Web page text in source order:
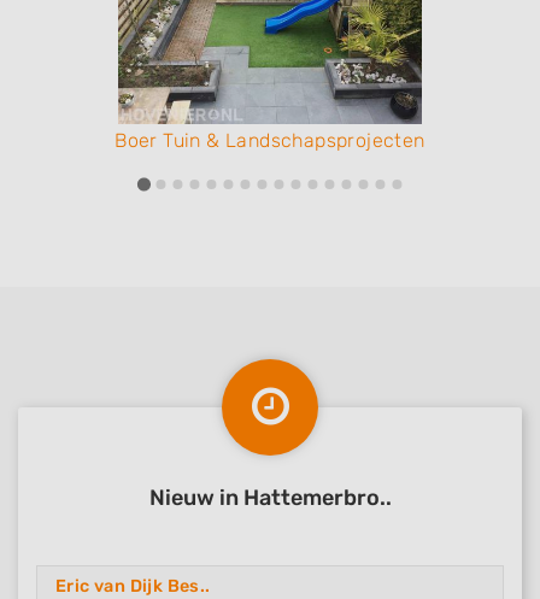
Boer Tuin & Landschapsprojecten
Nieuw in Hattemerbro..
Eric van Dijk Bes..